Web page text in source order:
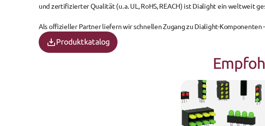
und zertifizierter Qualität (u. a. UL, RoHS, REACH) ist Dialight ein weltweit
Als offizieller Partner liefern wir schnellen Zugang zu Dialight-
Produktkatalog